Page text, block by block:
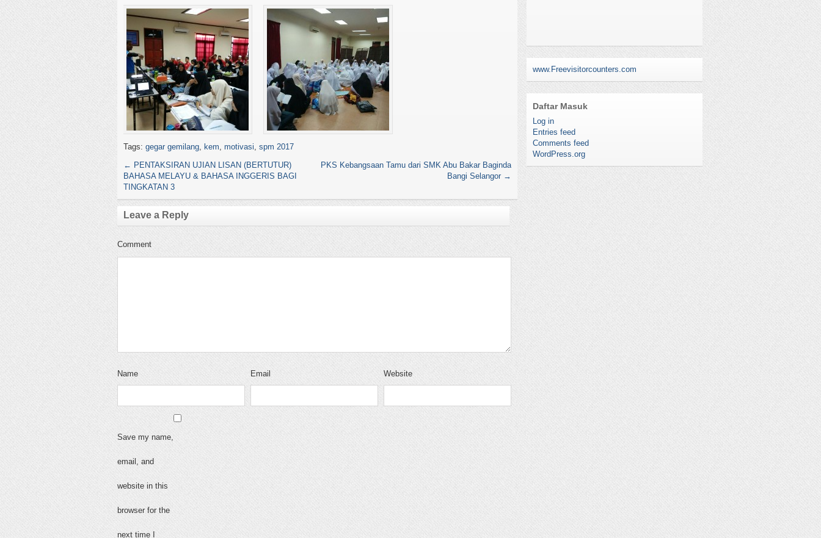
Tags: gegar gemilang kem motivasi spm 2017
← PENTAKSIRAN UJIAN LISAN (BERTUTUR)
BAHASA MELAYU & BAHASA INGGERIS BAGI
TINGKATAN 3
PKS Kebangsaan Tamu dari SMK Abu Bakar Baginda
Bangi Selangor →
Leave a Reply
Comment
Name Email Website
Save my name,
email, and
website in this
browser for the
next time I
www.Freevisitorcounters.com
Daftar Masuk
Log in
Entries feed
Comments feed
WordPress.org